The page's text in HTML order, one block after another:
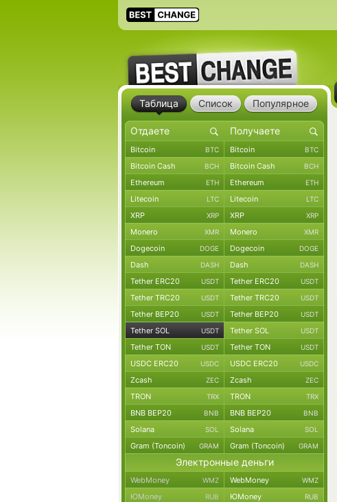
Таблица Список Популярное
Bitcoin BTC Bitcoin BTC
Bitcoin Cash BCH Bitcoin Cash BCH
Ethereum ETH Ethereum ETH
Litecoin LTC Litecoin LTC
XRP XRP XRP XRP
Monero XMR Monero XMR
Dogecoin DOGE Dogecoin DOGE
Dash DASH Dash DASH
Tether ERC20 USDT Tether ERC20 USDT
Tether TRC20 USDT Tether TRC20 USDT
Tether BEP20 USDT Tether BEP20 USDT
Tether SOL USDT Tether SOL USDT
Tether TON USDT Tether TON USDT
USDC ERC20 USDC USDC ERC20 USDC
Zcash ZEC Zcash ZEC
TRON TRX TRON TRX
BNB BEP20 BNB BNB BEP20 BNB
Solana SOL Solana SOL
Gram (Toncoin) GRAM Gram (Toncoin) GRAM
Электронные деньги
WebMoney WMZ WebMoney WMZ
ЮMoney RUB ЮMoney RUB